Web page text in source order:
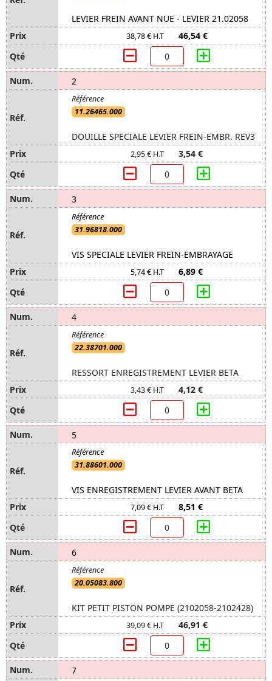
LEVIER FREIN AVANT NUE - LEVIER 21.02058
38,78 € H.T 46,54 €
2
11.26465.000
DOUILLE SPECIALE LEVIER FREIN-EMBR. REV3
2,95 € H.T 3,54 €
3
31.96818.000
VIS SPECIALE LEVIER FREIN-EMBRAYAGE
5,74 € H.T 6,89 €
4
22.38701.000
RESSORT ENREGISTREMENT LEVIER BETA
3,43 € H.T 4,12 €
5
31.88601.000
VIS ENREGISTREMENT LEVIER AVANT BETA
7,09 € H.T 8,51 €
6
20.05083.800
KIT PETIT PISTON POMPE (2102058-2102428)
39,09 € H.T 46,91 €
7